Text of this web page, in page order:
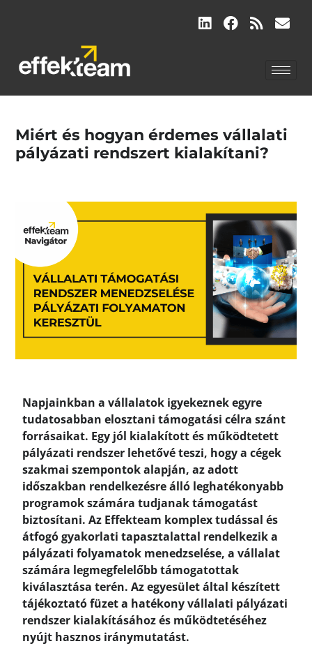
Miért és hogyan érdemes vállalati
pályázati rendszert kialakítani?
Napjainkban a vállalatok igyekeznek egyre
tudatosabban elosztani támogatási célra szánt
forrásaikat. Egy jól kialakított és működtetett
pályázati rendszer lehetővé teszi, hogy a cégek
szakmai szempontok alapján, az adott
időszakban rendelkezésre álló leghatékonyabb
programok számára tudjanak támogatást
biztosítani. Az Effekteam komplex tudással és
átfogó gyakorlati tapasztalattal rendelkezik a
pályázati folyamatok menedzselése, a vállalat
számára legmegfelelőbb támogatottak
kiválasztása terén. Az egyesület által készített
tájékoztató füzet a hatékony vállalati pályázati
rendszer kialakításához és működtetéséhez
nyújt hasznos iránymutatást.